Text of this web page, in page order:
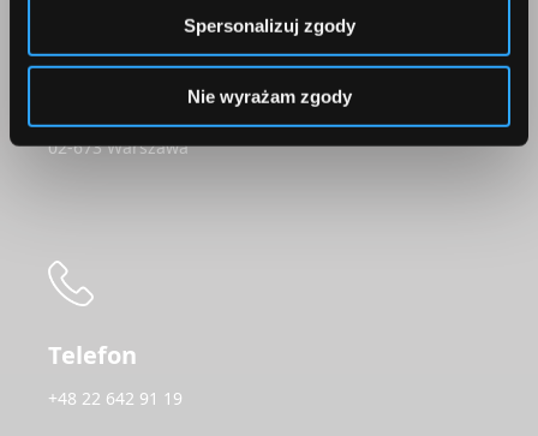
Spersonalizuj zgody
Nie wyrażam zgody
Korepondencja
ul. Konstruktorska 13
02-673 Warszawa
Telefon
+48 22 642 91 19